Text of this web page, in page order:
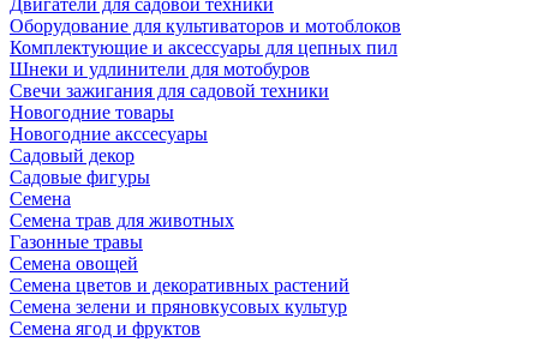
Двигатели для садовой техники
Оборудование для культиваторов и мотоблоков
Комплектующие и аксессуары для цепных пил
Шнеки и удлинители для мотобуров
Свечи зажигания для садовой техники
Новогодние товары
Новогодние акссесуары
Садовый декор
Садовые фигуры
Семена
Семена трав для животных
Газонные травы
Семена овощей
Семена цветов и декоративных растений
Семена зелени и пряновкусовых культур
Семена ягод и фруктов